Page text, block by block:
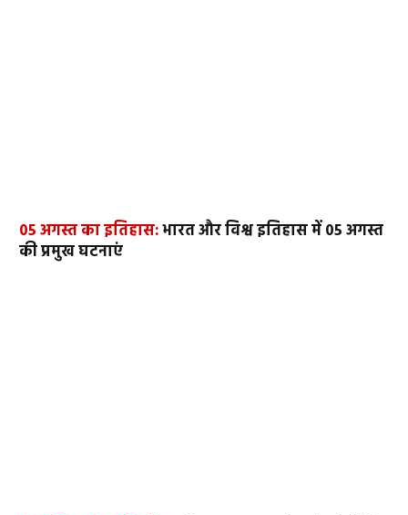
05 अगस्त का इतिहास:भारत और विश्व इतिहास में 05 अगस्त
की प्रमुख घटनाएं